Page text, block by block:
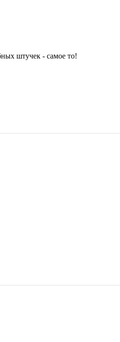
штучек - самое то!